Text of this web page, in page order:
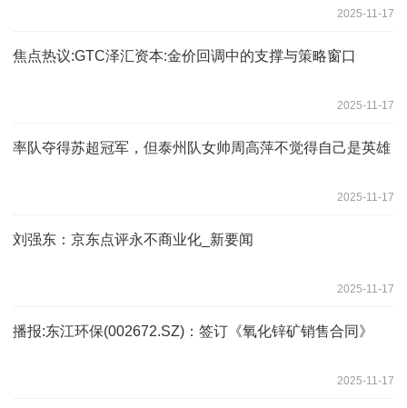
2025-11-17
焦点热议:GTC泽汇资本:金价回调中的支撑与策略窗口
2025-11-17
率队夺得苏超冠军，但泰州队女帅周高萍不觉得自己是英雄
2025-11-17
刘强东：京东点评永不商业化_新要闻
2025-11-17
播报:东江环保(002672.SZ)：签订《氧化锌矿销售合同》
2025-11-17